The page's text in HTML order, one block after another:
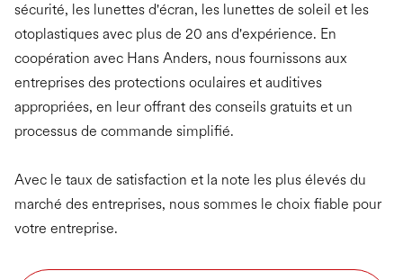
sécurité, les lunettes d'écran, les lunettes de soleil et les
otoplastiques avec plus de 20 ans d'expérience. En
coopération avec Hans Anders, nous fournissons aux
entreprises des protections oculaires et auditives
appropriées, en leur offrant des conseils gratuits et un
processus de commande simplifié.
Avec le taux de satisfaction et la note les plus élevés du
marché des entreprises, nous sommes le choix fiable pour
votre entreprise.